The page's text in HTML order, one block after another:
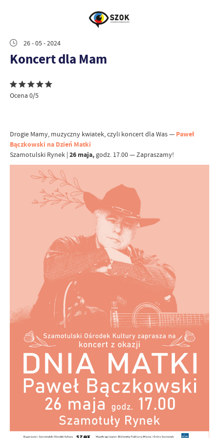
26 - 05 - 2024
Koncert dla Mam
Ocena 0/5
Drogie Mamy, muzyczny kwiatek, czyli koncert dla Was — Paweł
Bączkowski na Dzień Matki
Szamotulski Rynek | 26 maja, godz. 17.00 — Zapraszamy!